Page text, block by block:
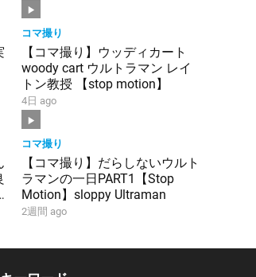
コマ撮り
【コマ撮り】ウッディカート
woody cart ウルトラマン レイ
トン教授 【stop motion】
4日 ago
コマ撮り
【コマ撮り】だらしないウルト
ラマンの一日PART1【Stop
Motion】sloppy Ultraman
2週間 ago